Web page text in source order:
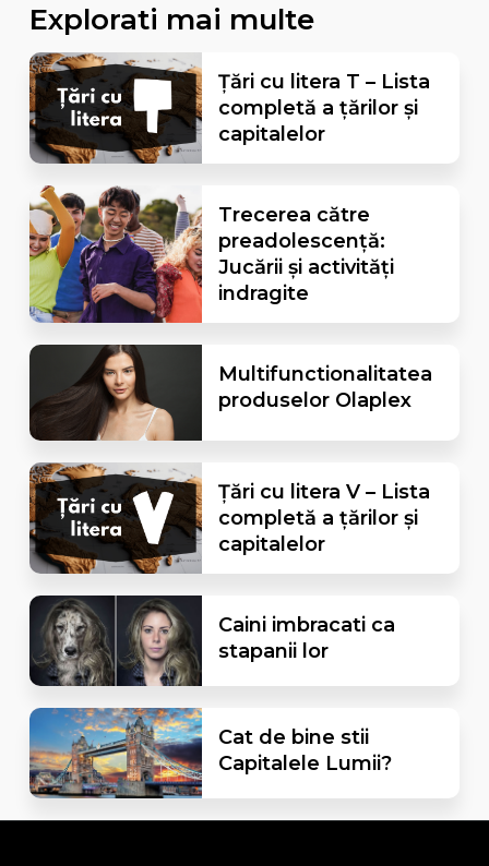
Explorati mai multe
Țări cu litera T – Lista
completă a țărilor și
capitalelor
Trecerea către
preadolescență:
Jucării și activități
indragite
Multifunctionalitatea
produselor Olaplex
Țări cu litera V – Lista
completă a țărilor și
capitalelor
Caini imbracati ca
stapanii lor
Cat de bine stii
Capitalele Lumii?